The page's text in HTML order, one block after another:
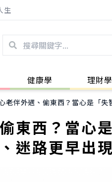
生
健康學 理財學
老伴外遇、偷東西？當心是「
東西？當心
迷路更早出現